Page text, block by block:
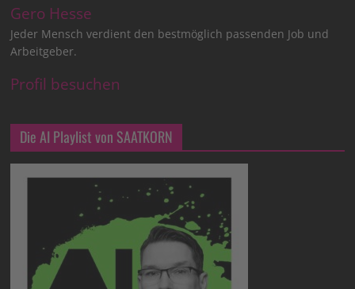
Gero Hesse
Jeder Mensch verdient den bestmöglich passenden Job und
Arbeitgeber.
Profil besuchen
Die AI Playlist von SAATKORN